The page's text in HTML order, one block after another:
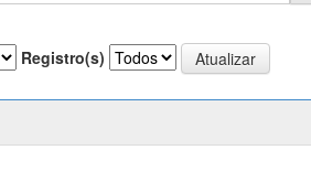
Registro(s)